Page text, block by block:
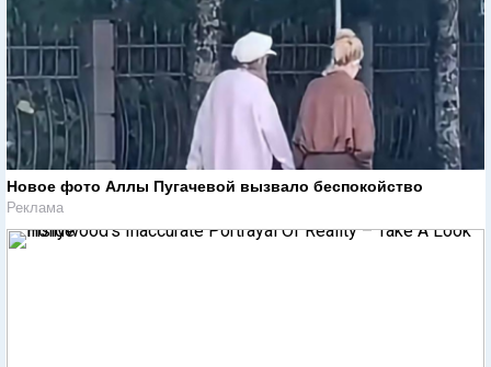
Новое фото Аллы Пугачевой вызвало беспокойство
Реклама